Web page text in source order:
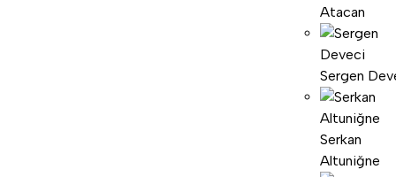
Atacan
Sergen
Serkan
Altuniğne